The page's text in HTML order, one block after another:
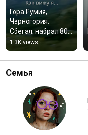
Гора Румия,
Черногория.
Сбегал, набрал 800
метров высоты.
Тадам там тадам
там тадададам
1.3K views
Семья